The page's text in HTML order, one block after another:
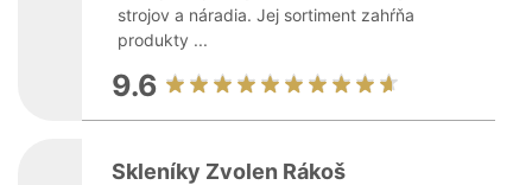
strojov a náradia. Jej sortiment zahŕňa
produkty ...
9.6
Skleníky Zvolen Rákoš